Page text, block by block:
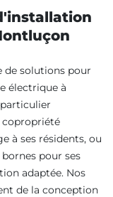
de solutions pour
électrique à
à ses résidents, ou
pour ses
adaptée. Nos
de la conception